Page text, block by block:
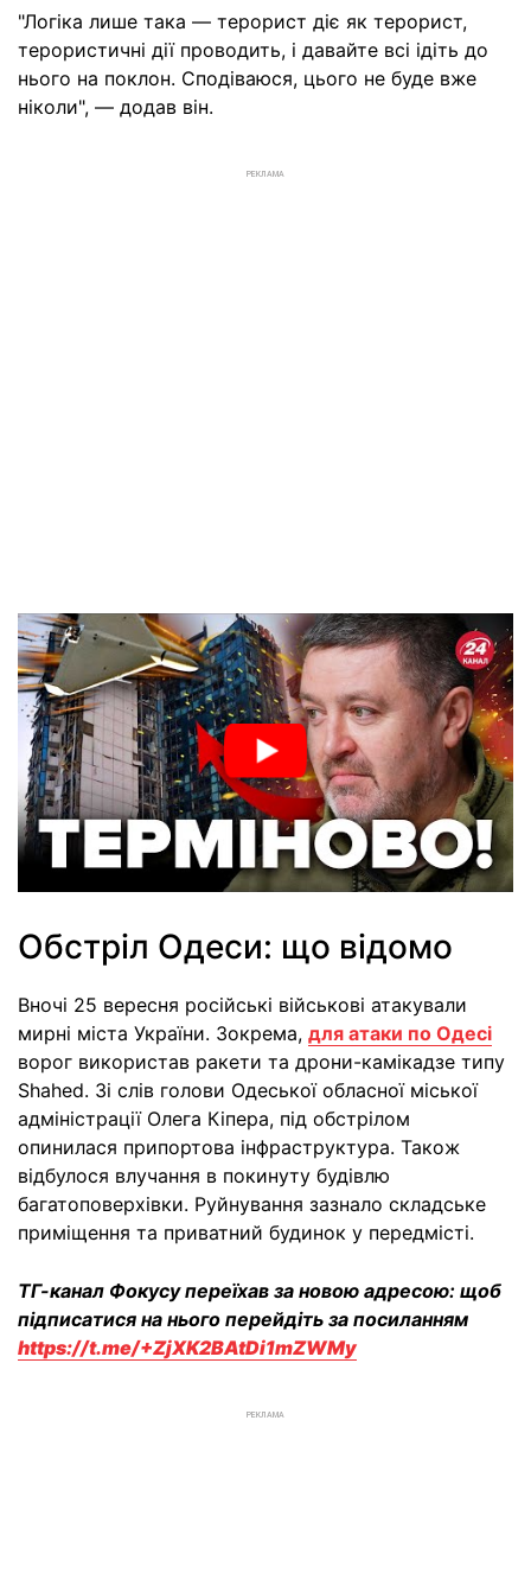
"Логіка лише така — терорист діє як терорист,
терористичні дії проводить, і давайте всі ідіть до
нього на поклон. Сподіваюся, цього не буде вже
ніколи", — додав він.
РЕКЛАМА
Обстріл Одеси: що відомо
Вночі 25 вересня російські військові атакували
мирні міста України. Зокрема, для атаки по Одесі
ворог використав ракети та дрони-камікадзе типу
Shahed. Зі слів голови Одеської обласної міської
адміністрації Олега Кіпера, під обстрілом
опинилася припортова інфраструктура. Також
відбулося влучання в покинуту будівлю
багатоповерхівки. Руйнування зазнало складське
приміщення та приватний будинок у передмісті.
ТГ-канал Фокусу переїхав за новою адресою: щоб
підписатися на нього перейдіть за посиланням
https://t.me/+ZjXK2BAtDi1mZWMy
РЕКЛАМА